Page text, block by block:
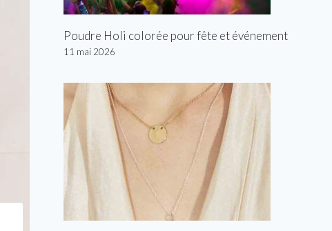
Poudre Holi colorée pour fête et événement
11 mai 2026